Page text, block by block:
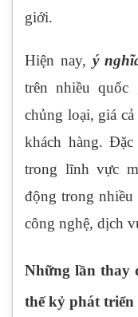
giới.
Hiện nay, ý
trên nhiều quốc
chủng loại, giá
khách hàng.
trong lĩnh vực
động trong
công nghệ, dịch
Những lần thay
thế kỷ phát triển